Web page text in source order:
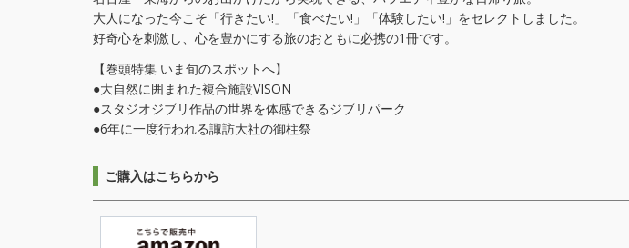
大人になった今こそ「行きたい!」「食べたい!」「体験したい!」をセレクトしました。
好奇心を刺激し、心を豊かにする旅のおともに必携の1冊です。
【巻頭特集 いま旬のスポットへ】
●大自然に囲まれた複合施設VISON
●スタジオジブリ作品の世界を体感できるジブリパーク
●6年に一度行われる諏訪大社の御柱祭
ご購入はこちらから